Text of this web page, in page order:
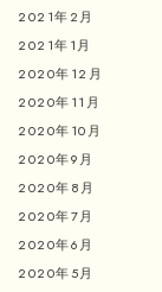
2021年2月
2021年1月
2020年12月
2020年11月
2020年10月
2020年9月
2020年8月
2020年7月
2020年6月
2020年5月